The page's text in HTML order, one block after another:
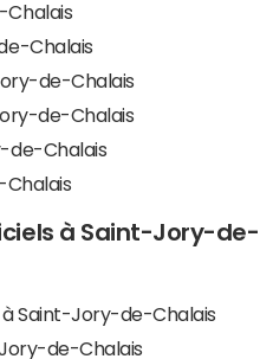
Chalais
Chalais
de-Chalais
de-Chalais
de-Chalais
Chalais
à Saint-Jory-de-
à Saint-Jory-de-Chalais
de-Chalais